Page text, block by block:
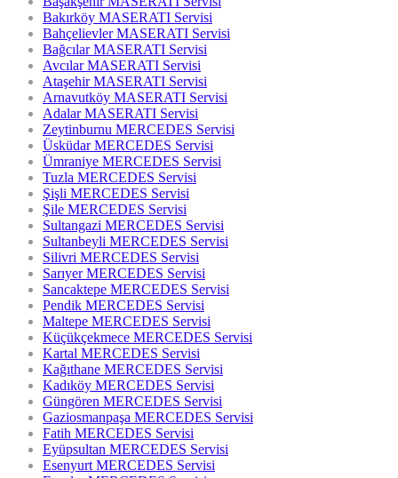
Bakırköy MASERATI Servisi
Bahçelievler MASERATI Servisi
Bağcılar MASERATI Servisi
Avcılar MASERATI Servisi
Ataşehir MASERATI Servisi
Arnavutköy MASERATI Servisi
Adalar MASERATI Servisi
Zeytinburnu MERCEDES Servisi
Üsküdar MERCEDES Servisi
Ümraniye MERCEDES Servisi
Tuzla MERCEDES Servisi
Şişli MERCEDES Servisi
Şile MERCEDES Servisi
Sultangazi MERCEDES Servisi
Sultanbeyli MERCEDES Servisi
Silivri MERCEDES Servisi
Sarıyer MERCEDES Servisi
Sancaktepe MERCEDES Servisi
Pendik MERCEDES Servisi
Maltepe MERCEDES Servisi
Küçükçekmece MERCEDES Servisi
Kartal MERCEDES Servisi
Kağıthane MERCEDES Servisi
Kadıköy MERCEDES Servisi
Güngören MERCEDES Servisi
Gaziosmanpaşa MERCEDES Servisi
Fatih MERCEDES Servisi
Eyüpsultan MERCEDES Servisi
Esenyurt MERCEDES Servisi